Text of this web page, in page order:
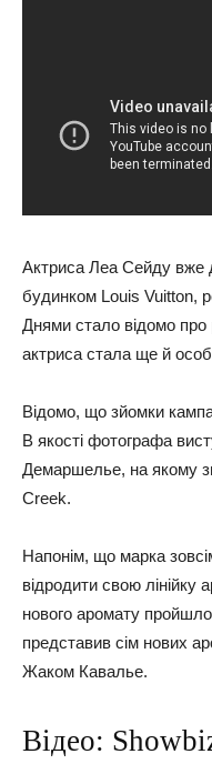
Актриса Леа Сейду вже
будинком Louis Vuitton,
Днями стало відомо про
актриса стала ще й
Відомо, що зйомки
В якості фотографа
Демаршелье, на якому
Creek.
Напонім, що марка
відродити свою лінійку
нового аромату
представив сім нових
Жаком Кавалье.
Відео: